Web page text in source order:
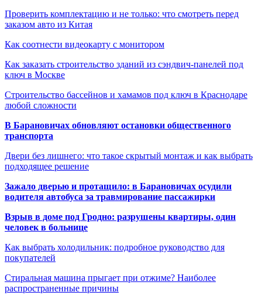
Проверить комплектацию и не только: что смотреть перед
заказом авто из Китая
Как соотнести видеокарту с монитором
Как заказать строительство зданий из сэндвич-панелей под
ключ в Москве
Строительство бассейнов и хамамов под ключ в Краснодаре
любой сложности
В Барановичах обновляют остановки общественного
транспорта
Двери без лишнего: что такое скрытый монтаж и как выбрать
подходящее решение
Зажало дверью и протащило: в Барановичах осудили
водителя автобуса за травмирование пассажирки
Взрыв в доме под Гродно: разрушены квартиры, один
человек в больнице
Как выбрать холодильник: подробное руководство для
покупателей
Стиральная машина прыгает при отжиме? Наиболее
распространенные причины